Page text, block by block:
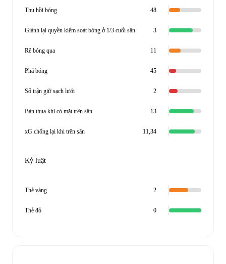
Thu hồi bóng 48
Giành lại quyền kiểm soát bóng ở 1/3 cuối sân 3
Rê bóng qua 11
Phá bóng 45
Số trận giữ sạch lưới 2
Bàn thua khi có mặt trên sân 13
xG chống lại khi trên sân 11,34
Kỷ luật
Thẻ vàng 2
Thẻ đỏ 0